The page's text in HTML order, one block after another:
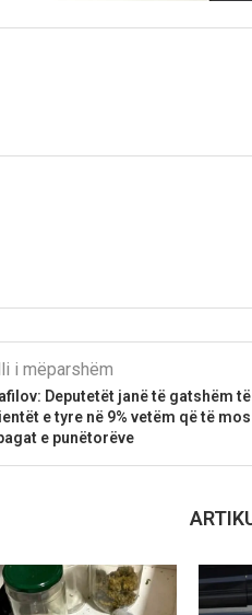
i mëparshëm
Deputetët janë të gatshëm
e tyre në 9% vetëm që të mos
e punëtorëve